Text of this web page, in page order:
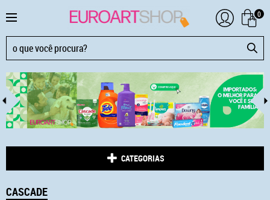
0
CATEGORIAS
CASCADE